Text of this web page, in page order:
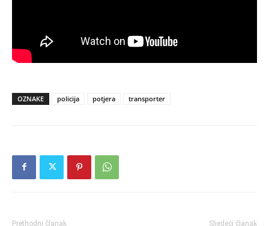
OZNAKE policija potjera transporter
Prethodni članak Sljedeći članak